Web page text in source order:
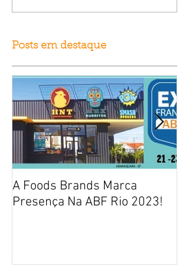
Posts em destaque
A Foods Brands Marca
Presença Na ABF Rio 2023!